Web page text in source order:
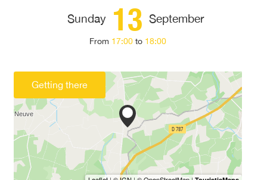
Sunday 13 September
From 17:00 to 18:00
Getting there